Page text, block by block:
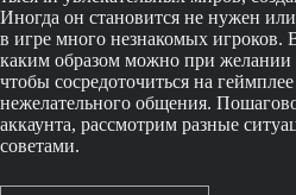
Иногда он становится не нужен
в игре много незнакомых игроков.
каким образом можно при
чтобы сосредоточиться на
нежелательного общения.
аккаунта, рассмотрим разные
советами.